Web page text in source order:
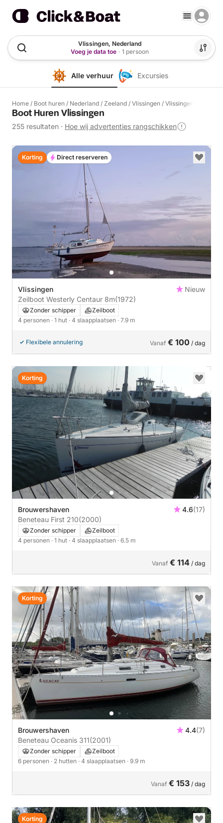
Vlissingen, Nederland
Voeg je data toe · 1 persoon
Alle verhuur Excursies
Home / Boot huren / Nederland / Zeeland / Vlissingen / Vlissingen
Boot Huren Vlissingen
255 resultaten · Hoe wij advertenties rangschikken
Vlissingen
Nieuw
Zeilboot Westerly Centaur 8m(1972)
Zonder schipper
Zeilboot
4 personen · 1 hut · 4 slaapplaatsen · 7.9 m
Flexibele annulering Vanaf € 100 / dag
Korting Direct reserveren
Brouwershaven 4.6(17)
Beneteau First 210(2000)
Zonder schipper
Zeilboot
4 personen · 1 hut · 4 slaapplaatsen · 6.5 m
Vanaf € 114 / dag
Korting
Brouwershaven 4.4(7)
Beneteau Oceanis 311(2001)
Zonder schipper
Zeilboot
6 personen · 2 hutten · 4 slaapplaatsen · 9.9 m
Vanaf € 153 / dag
Korting
Korting